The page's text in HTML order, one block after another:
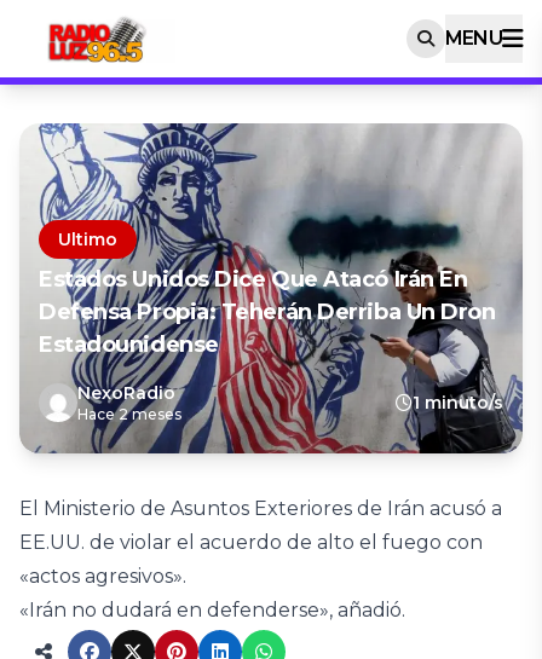
MENU
Ultimo
Estados Unidos Dice Que Atacó Irán En
Defensa Propia: Teherán Derriba Un Dron
Estadounidense
NexoRadio
Hace 2 meses
1 minuto/s
El Ministerio de Asuntos Exteriores de Irán acusó a
EE.UU. de violar el acuerdo de alto el fuego con
«actos agresivos».
«Irán no dudará en defenderse», añadió.